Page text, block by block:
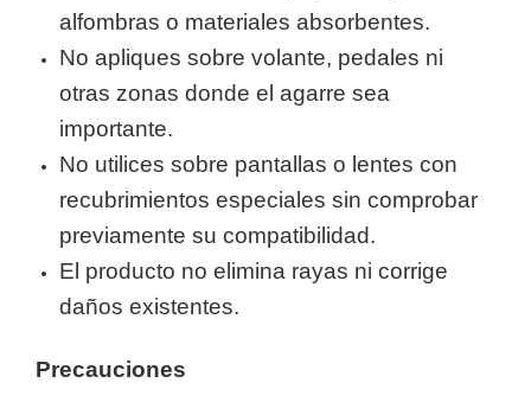
alfombras o materiales absorbentes.
No apliques sobre volante, pedales ni
otras zonas donde el agarre sea
importante.
No utilices sobre pantallas o lentes con
recubrimientos especiales sin comprobar
previamente su compatibilidad.
El producto no elimina rayas ni corrige
daños existentes.
Precauciones